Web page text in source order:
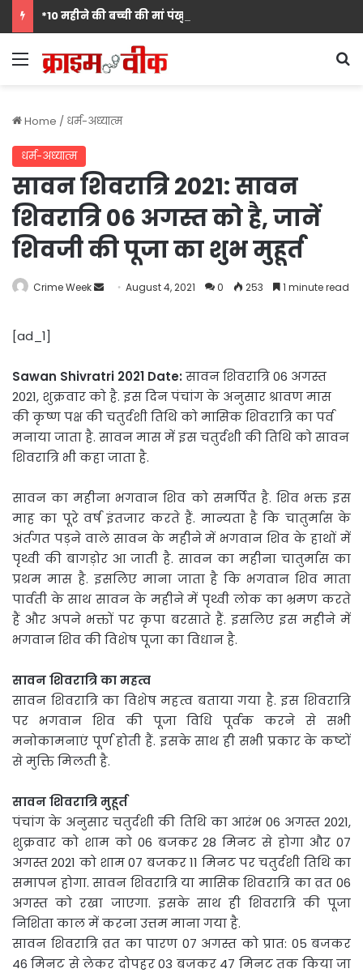
Menu
Home / धर्म-अध्‍यात्‍म
धर्म-अध्‍यात्‍म
सावन शिवरात्रि 2021: सावन
शिवरात्रि 06 अगस्त को है, जानें
शिवजी की पूजा का शुभ मुहूर्त
Crime Week
SendAugust 4, 2021 0 253 1 minute read
[ad_1]
Sawan Shivratri 2021 Date: सावन शिवरात्रि 06 अगस्त
2021, शुक्रवार को है. इस दिन पंचांग के अनुसार श्रावण मास
की कृष्ण पक्ष की चतुर्दशी तिथि को मासिक शिवरात्रि का पर्व
मनाया जाता है. सावन मास में इस चतुर्दशी की तिथि को सावन
शिवरात्रि भी कहा जाता है.
सावन का महीना भगवान शिव को समर्पित है. शिव भक्त इस
माह का पूरे वर्ष इंतजार करते हैं. मान्यता है कि चातुर्मास के
अंर्तगत पड़ने वाले सावन के महीने में भगवान शिव के हाथों में
पृथ्वी की बागड़ोर आ जाती है. सावन का महीना चातुर्मास का
प्रथम मास है. इसलिए माना जाता है कि भगवान शिव माता
पार्वती के साथ सावन के महीने में पृथ्वी लोक का भ्रमण करते
हैं और अपने भक्तों पर कृपा बरसाते हैं. इसलिए इस महीने में
भगवान शिव की विशेष पूजा का विधान है.
सावन शिवरात्रि का महत्व
सावन शिवरात्रि का विशेष महत्व बताया गया है. इस शिवरात्रि
पर भगवान शिव की पूजा विधि पूर्वक करने से सभी
मनोकामनाएं पूर्ण होती हैं. इसके साथ ही सभी प्रकार के कष्टों
से मुक्ति मिलती है.
सावन शिवरात्रि मुहूर्त
पंचांग के अनुसार चतुर्दशी की तिथि का आरंभ 06 अगस्त 2021,
शुक्रवार को शाम को 06 बजकर 28 मिनट से होगा और 07
अगस्त 2021 को शाम 07 बजकर 11 मिनट पर चतुर्दशी तिथि का
समापन होगा. सावन शिवरात्रि या मासिक शिवरात्रि का व्रत 06
अगस्त को रखा जाएगा. इसके साथ ही शिवरात्रि की पूजा
निशिता काल में करना उत्तम माना गया है.
सावन शिवरात्रि व्रत का पारण 07 अगस्त को प्रात: 05 बजकर
46 मिनट से लेकर दोपहर 03 बजकर 47 मिनट तक किया जा